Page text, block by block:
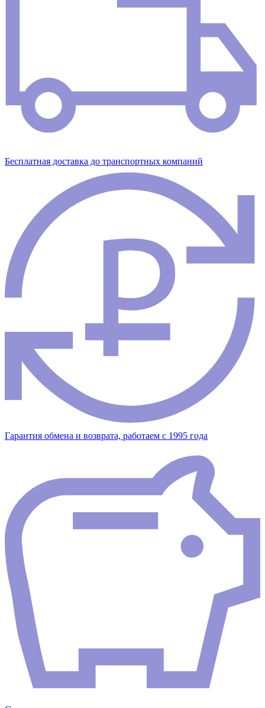
Бесплатная доставка до транспортных компаний
Гарантия обмена и возврата, работаем с 1995 года